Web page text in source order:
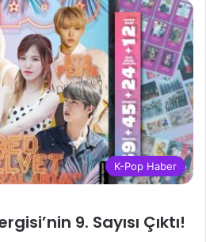
K-Pop Haber
9. Sayısı Çıktı!